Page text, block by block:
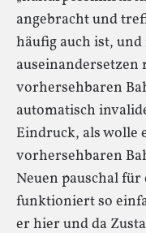
angebracht und
häufig auch ist,
auseinandersetzen
vorhersehbaren
automatisch
Eindruck, als wolle
vorhersehbaren
Neuen pauschal
funktioniert so
er hier und da